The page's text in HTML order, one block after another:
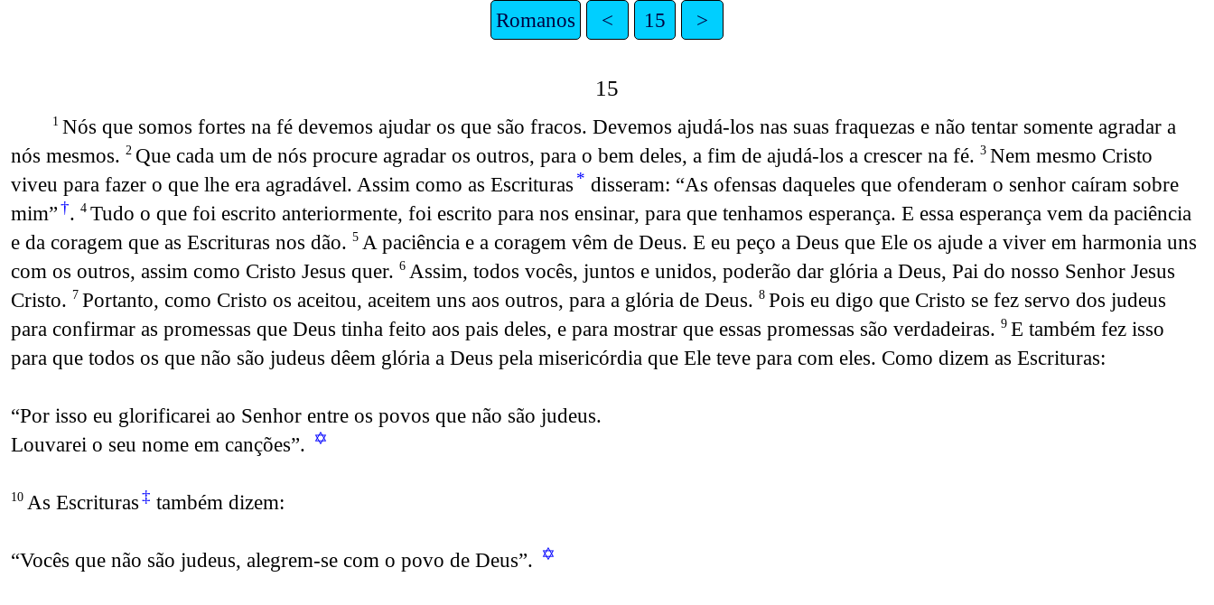
Romanos < 15 >
15
1 Nós que somos fortes na fé devemos ajudar os que são fracos. Devemos ajudá-los nas suas fraquezas e não tentar somente agradar a
nós mesmos. 2 Que cada um de nós procure agradar os outros, para o bem deles, a fim de ajudá-los a crescer na fé. 3 Nem mesmo Cristo
viveu para fazer o que lhe era agradável. Assim como as Escrituras * disseram: “As ofensas daqueles que ofenderam o senhor caíram sobre
mim”†. 4 Tudo o que foi escrito anteriormente, foi escrito para nos ensinar, para que tenhamos esperança. E essa esperança vem da paciência
e da coragem que as Escrituras nos dão. 5 A paciência e a coragem vêm de Deus. E eu peço a Deus que Ele os ajude a viver em harmonia uns
com os outros, assim como Cristo Jesus quer. 6 Assim, todos vocês, juntos e unidos, poderão dar glória a Deus, Pai do nosso Senhor Jesus
Cristo. 7 Portanto, como Cristo os aceitou, aceitem uns aos outros, para a glória de Deus. 8 Pois eu digo que Cristo se fez servo dos judeus
para confirmar as promessas que Deus tinha feito aos pais deles, e para mostrar que essas promessas são verdadeiras. 9 E também fez isso
para que todos os que não são judeus dêem glória a Deus pela misericórdia que Ele teve para com eles. Como dizem as Escrituras:
“Por isso eu glorificarei ao Senhor entre os povos que não são judeus.
Louvarei o seu nome em canções”. ✡
10 As Escrituras‡ também dizem:
“Vocês que não são judeus, alegrem-se com o povo de Deus”. ✡